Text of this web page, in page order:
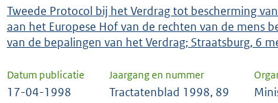
Druk
om
ENTER
uw
Tweede Protocol bij het Verdrag tot bescherming
aan het Europese Hof van de rechten van de mens
van de bepalingen van het Verdrag; Straatsburg, 6
Datum publicatie
17-04-1998
Jaargang en nummer
Tractatenblad 1998, 89